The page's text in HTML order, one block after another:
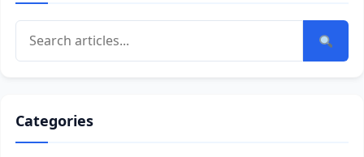
Categories